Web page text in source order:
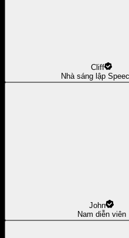
Cliff
Nhà sáng lập
John
Nam diễn viên